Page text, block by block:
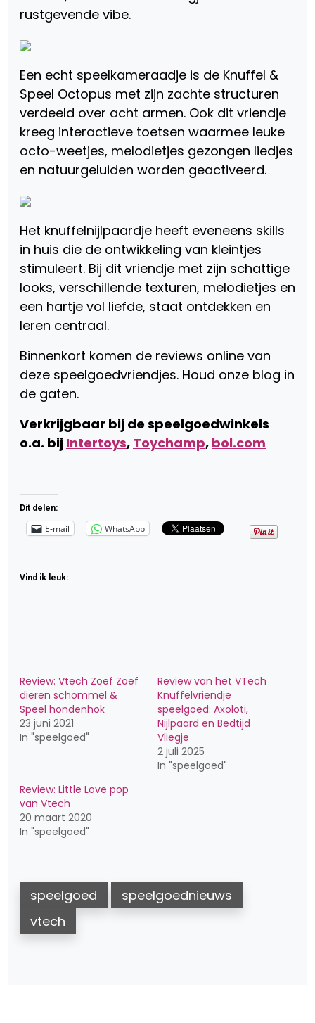
rustgevende vibe.
Een echt speelkameraadje is de Knuffel &
Speel Octopus met zijn zachte structuren
verdeeld over acht armen. Ook dit vriendje
kreeg interactieve toetsen waarmee leuke
octo-weetjes, melodietjes gezongen liedjes
en natuurgeluiden worden geactiveerd.
Het knuffelnijlpaardje heeft eveneens skills
in huis die de ontwikkeling van kleintjes
stimuleert. Bij dit vriendje met zijn schattige
looks, verschillende texturen, melodietjes en
een hartje vol liefde, staat ontdekken en
leren centraal.
Binnenkort komen de reviews online van
deze speelgoedvriendjes. Houd onze blog in
de gaten.
Verkrijgbaar bij de speelgoedwinkels
o.a. bij Intertoys, Toychamp, bol.com
Dit delen:
E-mail WhatsApp
Vind ik leuk:
Review: Vtech Zoef Zoef
dieren schommel &
Speel hondenhok
23 juni 2021
In "speelgoed"
Review van het VTech
Knuffelvriendje
speelgoed: Axoloti,
Nijlpaard en Bedtijd
Vliegje
2 juli 2025
In "speelgoed"
Review: Little Love pop
van Vtech
20 maart 2020
In "speelgoed"
speelgoed
speelgoednieuws
vtech